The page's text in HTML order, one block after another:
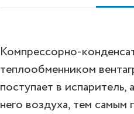
Компрессорно-
теплообменником
поступает в
него воздуха, тем самым